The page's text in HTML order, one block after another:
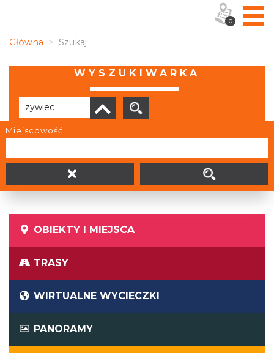
Główna Szukaj
WYSZUKIWARKA
Miejscowość
Brak wyników
OBIEKTY I MIEJSCA
TRASY
WIRTUALNE WYCIECZKI
PANORAMY
0